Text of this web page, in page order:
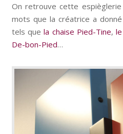
On retrouve cette
mots que la créatrice a
tels quela chaise Pied-Tine,
De-bon-Pied…